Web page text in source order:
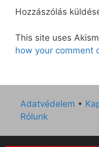
Hozzászólás
This site uses
how your comment
Adatvédelem •
Rólunk